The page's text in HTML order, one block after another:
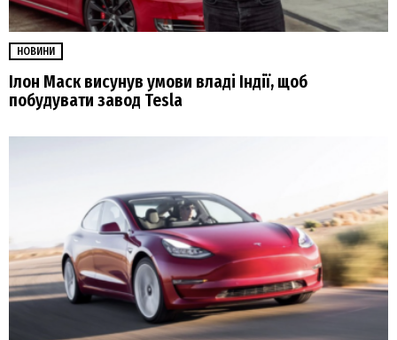
НОВИНИ
Ілон Маск висунув умови владі Індії, щоб
побудувати завод Tesla